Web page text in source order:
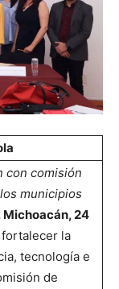
con comisión
municipios
Michoacán, 24
la
tecnología e
de